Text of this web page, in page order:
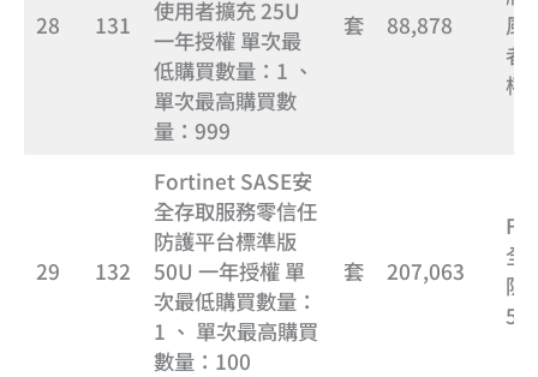
28 131
使用者擴充 25U
一年授權 單次最
低購買數量：1 、
單次最高購買數
量：999
套 88,878
風
者
權
29 132
Fortinet SASE安
全存取服務零信任
防護平台標準版
50U 一年授權 單
次最低購買數量：
1 、 單次最高購買
數量：100
套 207,063
全
防